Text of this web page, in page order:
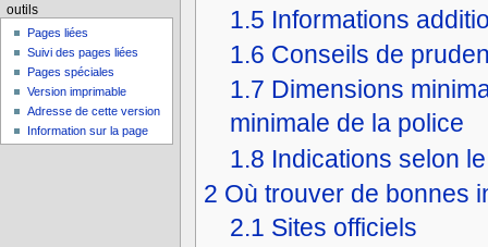
1.5 Informations
1.6 Conseils de
1.7 Dimensions
minimale de la police
1.8 Indications selon
2 Où trouver de bonnes
2.1 Sites officiels
outils
Pages liées
Suivi des pages liées
Pages spéciales
Version imprimable
Adresse de cette version
Information sur la page